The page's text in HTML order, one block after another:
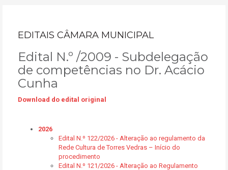
EDITAIS CÂMARA MUNICIPAL
Edital N.º /2009 - Subdelegação
de competências no Dr. Acácio
Cunha
Download do edital original
2026
Edital N.º 122/2026 - Alteração ao regulamento da
Rede Cultura de Torres Vedras – Início do
procedimento
Edital N.º 121/2026 - Alteração ao Regulamento